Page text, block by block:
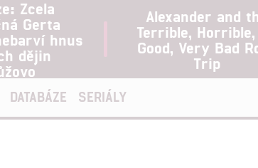
Zcela
Gerta
hnus
dějin
Alexander and
Terrible, Horrible,
Good, Very Bad
Trip
DATABÁZE SERIÁLY